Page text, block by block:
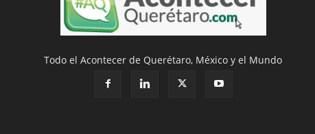
Todo el Acontecer de Querétaro, México y el Mundo